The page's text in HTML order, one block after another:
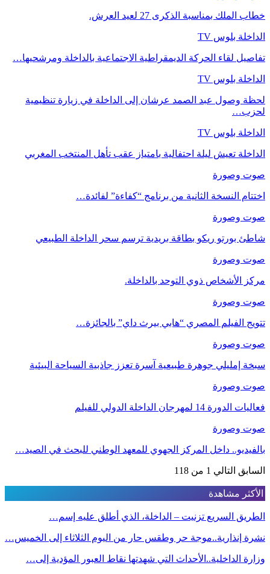
خطاب الملك بمناسبة الذكرى 27 لعيد العرش.
الداخلة بلوس TV
تفاصيل لقاء الحركة الديمقراطية الاجتماعية بالداخلة ومرشحيها…
الداخلة بلوس TV
لحظة وصول عبد الصمد عرشان إلى الداخلة في زيارة تنظيمية
لحزب…
الداخلة بلوس TV
الداخلة تعيش ليلة احتفالية بامتياز عقب تأهل المنتخب المغربي
صوت وصورة
اختتام النسخة الثانية من برنامج “كفاءة” لفائدة…
صوت وصورة
شاطئ بورتو ريكو بطاقة بريدية ترسم سحر الداخلة الطبيعي
صوت وصورة
مركز الأشخاص ذوي التوحد بالداخلة.
صوت وصورة
تتويج الفيلم المصري “هابي بيرث داي” بالجائزة…
صوت وصورة
سبخة إمليلي جوهرة طبيعية آسرة تعزز جاذبية السياحة البيئية
صوت وصورة
فعاليات الدورة 14 لمهرجان الداخلة الدولي للفيلم
صوت وصورة
بالفيديو.. داخل المركز الجهوي للمعهد الوطني للبحث في الصيد…
السابق التالي 1 من 118
الأكثر مشاهدة
الطريق السريع تزنيت – الداخلة، الذي أطلق عليه إسم…
نشرة إنذارية..موجة حر وطقس حار من اليوم الثلاثاء إلى الخميس…
وزارة الداخلية..الأحداث التي شهدتها نقاط العبور المؤدية إلى…